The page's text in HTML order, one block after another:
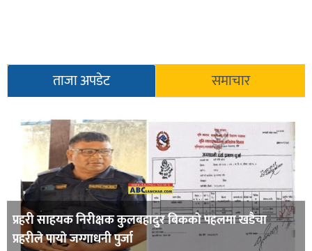
ताजा अपडेट समाचार
प्रहरी साहयक निरीक्षक कुलबहादुर बिककाे पहलमा खडैचा
प्रहरीले पायाे जग्गाधनी पुर्जा